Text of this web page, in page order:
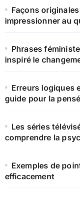
Façons
impressionner au
Phrases
inspiré le
Erreurs logiques
guide pour la
Les séries
comprendre la
Exemples de
efficacement